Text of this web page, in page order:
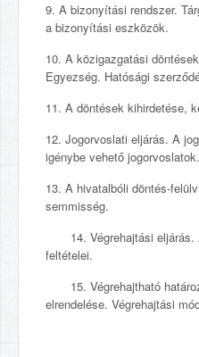
9. A bizonyítási rendszer.
a bizonyítási eszközök.
10. A közigazgatási
Egyezség. Hatósági
11. A döntések kihirdetése,
12. Jogorvoslati eljárás. A
igénybe vehető jogorvoslatok.
13. A hivatalbóli döntés-
semmisség.
14. Végrehajtási eljárás.
feltételei.
15. Végrehajtható
elrendelése. Végrehajtási